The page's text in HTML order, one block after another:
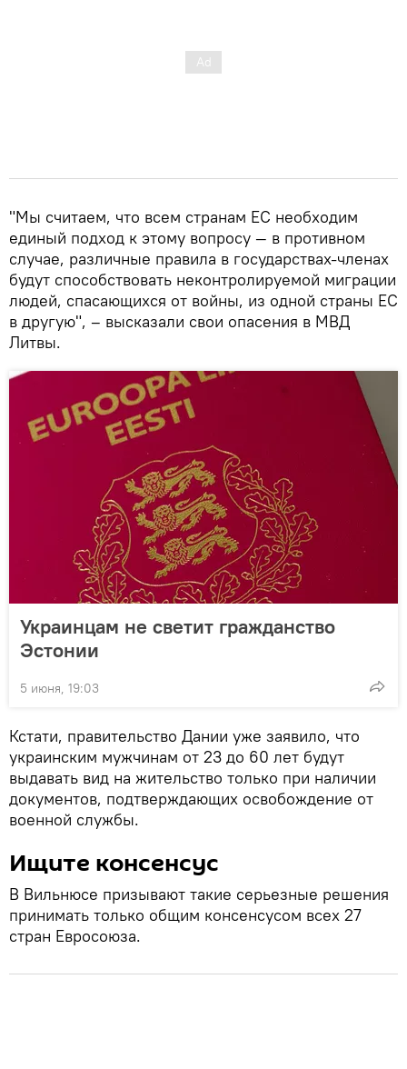
"Мы считаем, что всем странам ЕС необходим
единый подход к этому вопросу — в противном
случае, различные правила в государствах-членах
будут способствовать неконтролируемой миграции
людей, спасающихся от войны, из одной страны ЕС
в другую", – высказали свои опасения в МВД
Литвы.
Украинцам не светит гражданство
Эстонии
5 июня, 19:03
Кстати, правительство Дании уже заявило, что
украинским мужчинам от 23 до 60 лет будут
выдавать вид на жительство только при наличии
документов, подтверждающих освобождение от
военной службы.
Ищите консенсус
В Вильнюсе призывают такие серьезные решения
принимать только общим консенсусом всех 27
стран Евросоюза.